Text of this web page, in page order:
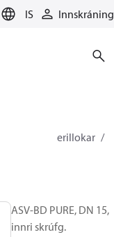
IS Innskráning
Snerillokar
ASV-BD PURE, DN 15,
innri skrúfg.